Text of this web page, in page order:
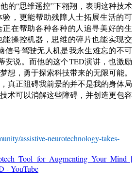
的“思维遥控”下翱翔，表明这种技术
，更能帮助残障人士拓展生活的可
在帮助各种各种的人追寻美好的生
操控机器，思维的碎片也能实现交
信号驾驶无人机是我永生难忘的不可
安说。而他的这个TED演讲，也激励
想，勇于探索科技带来的无限可能。
真正阻碍我前景的并不是我的身体局
术可以消解这些障碍，并创造更包容
assistive-neurotechnology-takes-
Tool for Augmenting Your Mind |
- YouTube